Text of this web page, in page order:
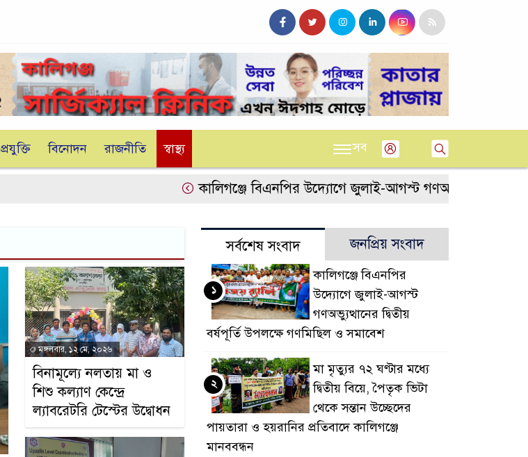
প্রযুক্তি বিনোদন রাজনীতি স্বাস্থ্য সব
কালিগঞ্জে বিএনপির উদ্যোগে জুলাই-আগস্ট গণঅভ্যুত্থানের দ্বিতীয়
মঙ্গলবার, ১২ মে, ২০২৬
বিনামূল্যে নলতায় মা ও
শিশু কল্যাণ কেন্দ্রে
ল্যাবরেটরি টেস্টের উদ্বোধন
সর্বশেষ সংবাদ জনপ্রিয় সংবাদ
কালিগঞ্জে বিএনপির
উদ্যোগে জুলাই-আগস্ট
গণঅভ্যুত্থানের দ্বিতীয়
বর্ষপূর্তি উপলক্ষে গণমিছিল ও সমাবেশ
১
মা মৃত্যুর ৭২ ঘণ্টার মধ্যে
দ্বিতীয় বিয়ে, পৈতৃক ভিটা
থেকে সন্তান উচ্ছেদের
পায়তারা ও হয়রানির প্রতিবাদে কালিগঞ্জে
মানববন্ধন
২